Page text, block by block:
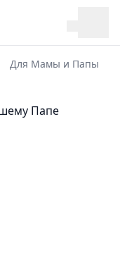
Для Мамы и Папы